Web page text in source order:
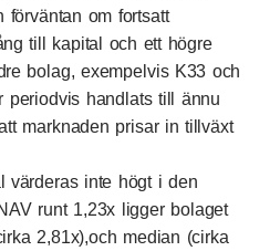
förväntan om fortsatt
till kapital och ett högre
bolag, exempelvis K33 och
periodvis handlats till ännu
marknaden prisar in tillväxt
värderas inte högt i den
runt 1,23x ligger bolaget
2,81x),och median (cirka